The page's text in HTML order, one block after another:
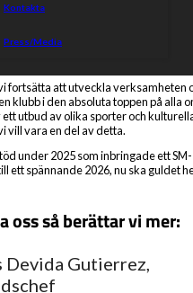
Kontakta
Press/Media
kammat hem 4 SM-guld och två SM-
fortsätta att utveckla verksamheten
klubb i den absoluta toppen på alla
ett utbud av olika sporter och
vill vara en del av detta.
under 2025 som inbringade ett
ett spännande 2026, nu ska guldet
oss så berättar vi mer:
Devida Gutierrez,